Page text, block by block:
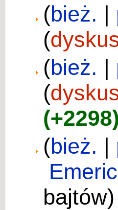
(bież. |
(
(bież. |
(
(+2298)
(bież. |
bajtów)